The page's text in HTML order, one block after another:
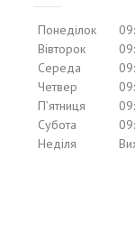
Понеділок
Вівторок
Середа
Четвер
Пʼятниця
Субота
Неділя